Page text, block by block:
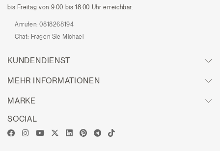
bis Freitag von 9:00 bis 18:00 Uhr erreichbar.
Anrufen: 0818268194
Chat: Fragen Sie Michael
KUNDENDIENST
MEHR INFORMATIONEN
MARKE
SOCIAL